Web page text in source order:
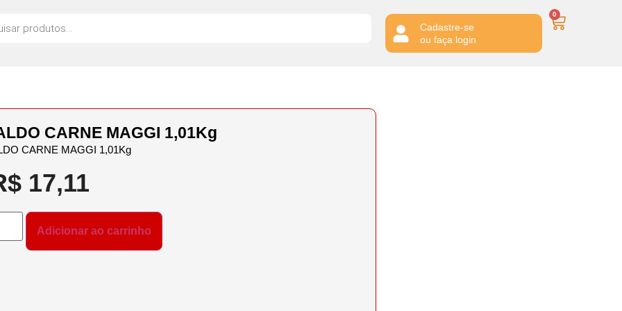
Cadastre-se
ou faça login
0
CARNE MAGGI 1,01Kg
CARNE MAGGI 1,01Kg
17,11
Adicionar ao carrinho